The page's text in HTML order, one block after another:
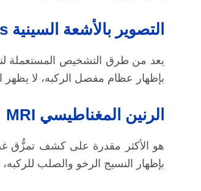
التصوير بالأشعة السينية X-rays
يعد من طرق التشخيص المستعملة
بإظهار عظام مفصل الركبه، لا
الرنين المغناطيسي MRI
هو الأكثر مقدرة على كشف تمزُّق
بإظهار النسيج الرخو والصلب